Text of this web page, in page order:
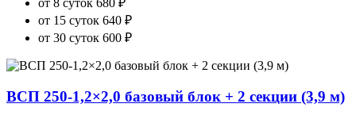
от 8 суток 680 ₽
от 15 суток 640 ₽
от 30 суток 600 ₽
ВСП 250-1,2×2,0 базовый блок + 2 секции (3,9 м)